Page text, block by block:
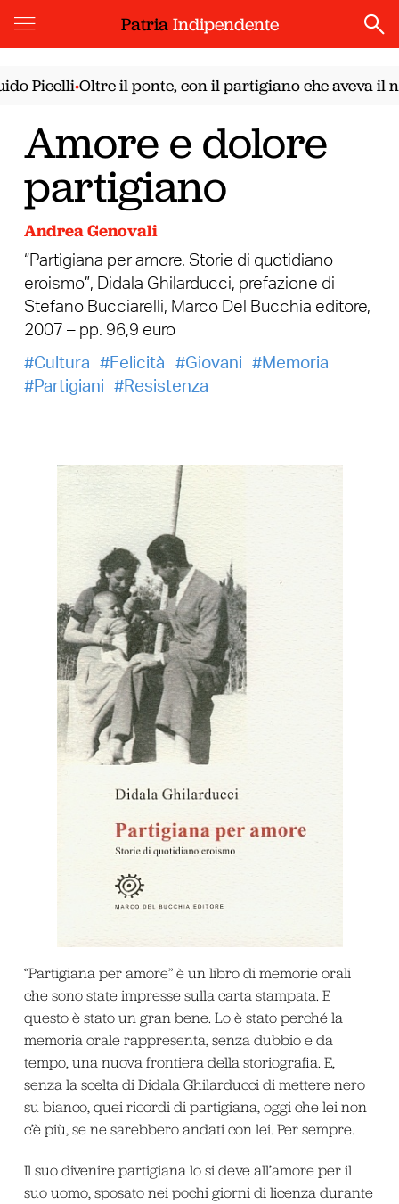
PatriaIndipendente
•Oltre il ponte, con il partigiano che aveva il
Amore e dolore
partigiano
Andrea Genovali
“Partigiana per amore. Storie di quotidiano
eroismo”, Didala Ghilarducci, prefazione di
Stefano Bucciarelli, Marco Del Bucchia editore,
2007 – pp. 96,9 euro
Cultura
Felicità Giovani
Memoria
Partigiani
Resistenza
“Partigiana per amore” è un libro di memorie orali
che sono state impresse sulla carta stampata. E
questo è stato un gran bene. Lo è stato perché la
memoria orale rappresenta, senza dubbio e da
tempo, una nuova frontiera della storiografia. E,
senza la scelta di Didala Ghilarducci di mettere nero
su bianco, quei ricordi di partigiana, oggi che lei non
c’è più, se ne sarebbero andati con lei. Per sempre.
Il suo divenire partigiana lo si deve all’amore per il
suo uomo, sposato nei pochi giorni di licenza durante